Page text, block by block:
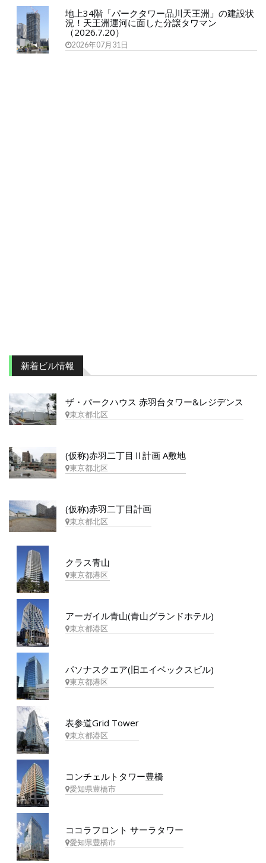
地上34階「パークタワー品川天王洲」の建設状
況！天王洲運河に面した分譲タワマン
（2026.7.20）
2026年07月31日
新着ビル情報
ザ・パークハウス 赤羽台タワー&レジデンス
東京都北区
(仮称)赤羽二丁目Ⅱ計画 A敷地
東京都北区
(仮称)赤羽二丁目計画
東京都北区
クラス青山
東京都港区
アーガイル青山(青山グランドホテル)
東京都港区
パソナスクエア(旧エイベックスビル)
東京都港区
表参道Grid Tower
東京都港区
コンチェルトタワー豊橋
愛知県豊橋市
ココラフロント サーラタワー
愛知県豊橋市